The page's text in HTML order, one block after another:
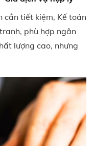
cần tiết kiệm, Kế toán
phù hợp ngân
lượng cao, nhưng